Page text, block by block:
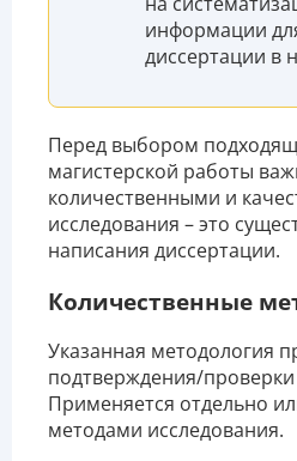
информации
диссертации в
Перед выбором
магистерской работы
количественными и
исследования – это
написания диссертации.
Количественные
Указанная методология
подтверждения/
Применяется отдельно
методами исследования.